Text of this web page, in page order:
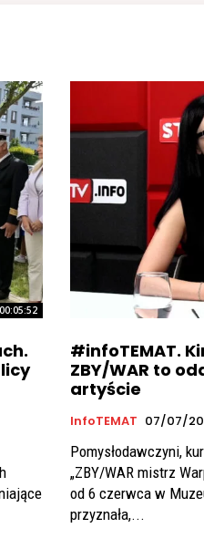
00:05:52
#infoTEMAT.
ZBY/WAR to
artyście
InfoTEMAT 07/07/
Pomysłodawczyni,
„ZBY/WAR mistrz
od 6 czerwca w
przyznała,...